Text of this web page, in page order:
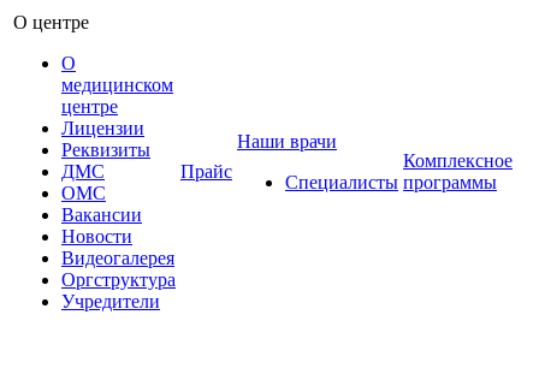
О центре
О
медицинском
центре
Лицензии
Реквизиты
ДМС
ОМС
Вакансии
Новости
Видеогалерея
Оргструктура
Учредители
Прайс
Наши врачи
Специалисты
Комплексное
программы